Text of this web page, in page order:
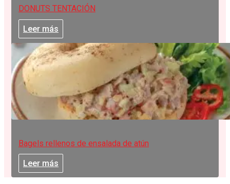
DONUTS TENTACIÓN
Leer más
Bagels rellenos de ensalada de atún
Leer más